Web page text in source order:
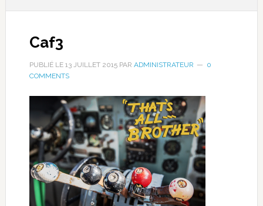
Caf3
PUBLIÉ LE 13 JUILLET 2015PAR ADMINISTRATEUR
0
COMMENTS